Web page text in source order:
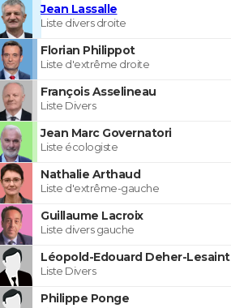
Jean Lassalle
Liste divers droite
Florian Philippot
Liste d'extrême droite
François Asselineau
Liste Divers
Jean Marc Governatori
Liste écologiste
Nathalie Arthaud
Liste d'extrême-gauche
Guillaume Lacroix
Liste divers gauche
Léopold-Edouard Deher-Lesaint
Liste Divers
Philippe Ponge